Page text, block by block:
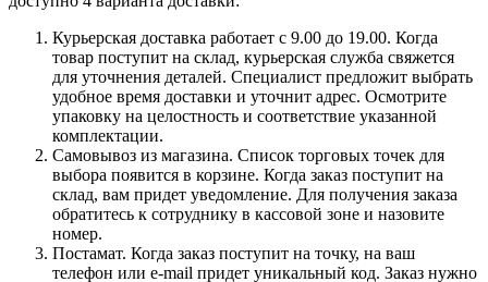
Курьерская доставка работает с 9.00 до 19.00. Когда
товар поступит на склад, курьерская служба свяжется
для уточнения деталей. Специалист предложит выбрать
удобное время доставки и уточнит адрес. Осмотрите
упаковку на целостность и соответствие указанной
комплектации.
Самовывоз из магазина. Список торговых точек для
выбора появится в корзине. Когда заказ поступит на
склад, вам придет уведомление. Для получения заказа
обратитесь к сотруднику в кассовой зоне и назовите
номер.
Постамат. Когда заказ поступит на точку, на ваш
телефон или e-mail придет уникальный код. Заказ нужно